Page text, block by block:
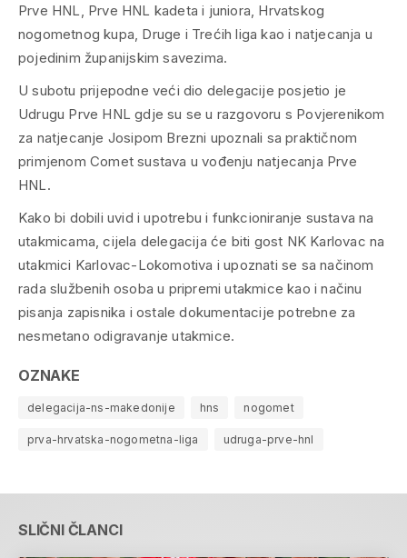
Prve HNL, Prve HNL kadeta i juniora, Hrvatskog
nogometnog kupa, Druge i Trećih liga kao i natjecanja u
pojedinim županijskim savezima.
U subotu prijepodne veći dio delegacije posjetio je
Udrugu Prve HNL gdje su se u razgovoru s Povjerenikom
za natjecanje Josipom Brezni upoznali sa praktičnom
primjenom Comet sustava u vođenju natjecanja Prve
HNL.
Kako bi dobili uvid i upotrebu i funkcioniranje sustava na
utakmicama, cijela delegacija će biti gost NK Karlovac na
utakmici Karlovac-Lokomotiva i upoznati se sa načinom
rada službenih osoba u pripremi utakmice kao i načinu
pisanja zapisnika i ostale dokumentacije potrebne za
nesmetano odigravanje utakmice.
OZNAKE
delegacija-ns-makedonije hns nogomet
prva-hrvatska-nogometna-liga udruga-prve-hnl
SLIČNI ČLANCI